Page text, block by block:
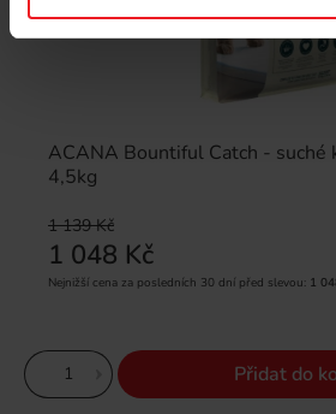
ACANA Bountiful Catch - suché
4,5kg
1 139 Kč
1 048 Kč
Nejnižší cena za posledních 30 dní před slevou: 1
Přidat do